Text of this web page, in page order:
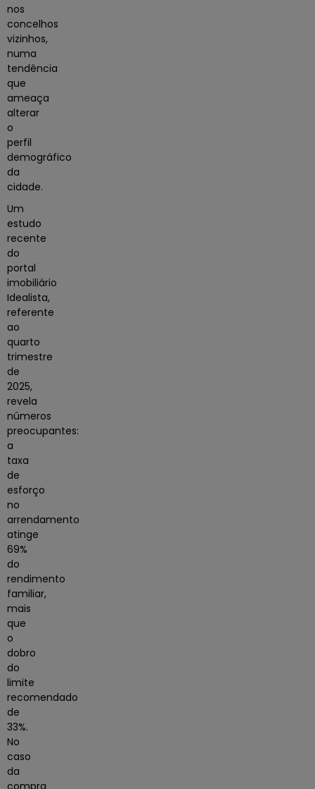
nos
concelhos
vizinhos,
numa
tendência
que
ameaça
alterar
o
perfil
demográfico
da
cidade.
Um
estudo
recente
do
portal
imobiliário
Idealista,
referente
ao
quarto
trimestre
de
2025,
revela
números
preocupantes:
a
taxa
de
esforço
no
arrendamento
atinge
69%
do
rendimento
familiar,
mais
que
o
dobro
do
limite
recomendado
de
33%.
No
caso
da
compra